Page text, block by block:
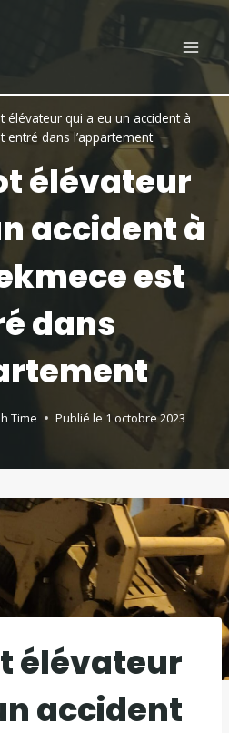
élévateur qui a eu un accident à
entré dans l’appartement
élévateur
accident à
est
dans
Time Publié le 1 octobre 2023
élévateur
accident